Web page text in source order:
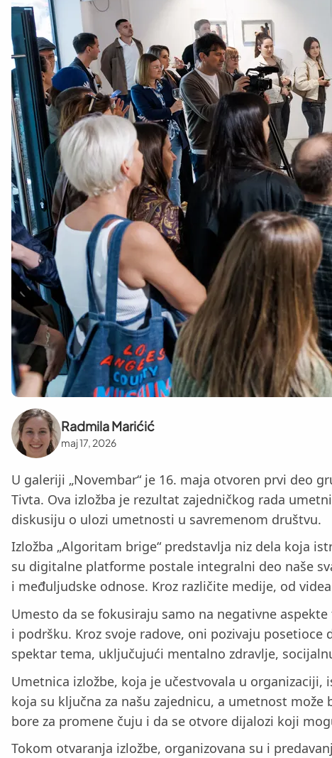
Radmila Marićić
maj 17, 2026
U galeriji „Novembar“ je 16. maja otvoren prvi deo
Tivta. Ova izložba je rezultat zajedničkog rada
diskusiju o ulozi umetnosti u savremenom društvu.
Izložba „Algoritam brige“ predstavlja niz dela koja
su digitalne platforme postale integralni deo naše
i međuljudske odnose. Kroz različite medije, od
Umesto da se fokusiraju samo na negativne
i podršku. Kroz svoje radove, oni pozivaju
spektar tema, uključujući mentalno zdravlje,
Umetnica izložbe, koja je učestvovala u
koja su ključna za našu zajednicu, a umetnost
bore za promene čuju i da se otvore dijalozi koji
Tokom otvaranja izložbe, organizovana su i